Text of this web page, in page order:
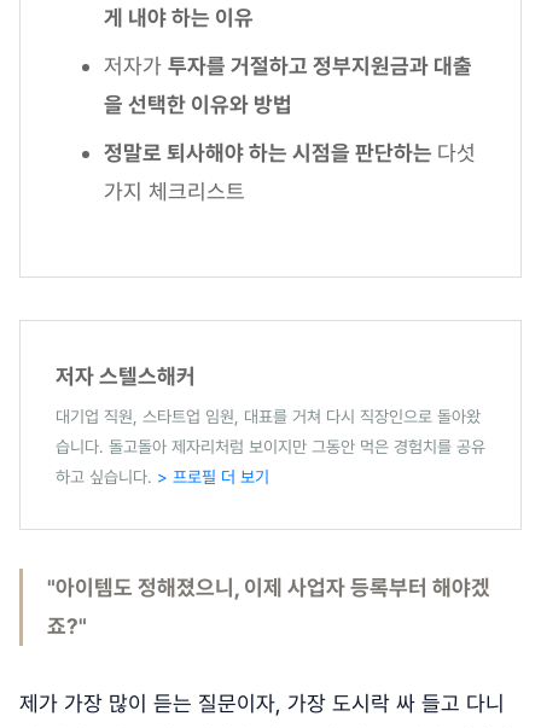
게 내야 하는 이유
저자가 투자를 거절하고 정부지원금과 대출
을 선택한 이유와 방법
정말로 퇴사해야 하는 시점을 판단하는 다섯
가지 체크리스트
저자 스텔스해커
대기업 직원, 스타트업 임원, 대표를 거쳐 다시 직장인으로 돌아왔
습니다. 돌고돌아 제자리처럼 보이지만 그동안 먹은 경험치를 공유
하고 싶습니다. > 프로필 더 보기
"아이템도 정해졌으니, 이제 사업자 등록부터 해야겠
죠?"
제가 가장 많이 듣는 질문이자, 가장 도시락 싸 들고 다니